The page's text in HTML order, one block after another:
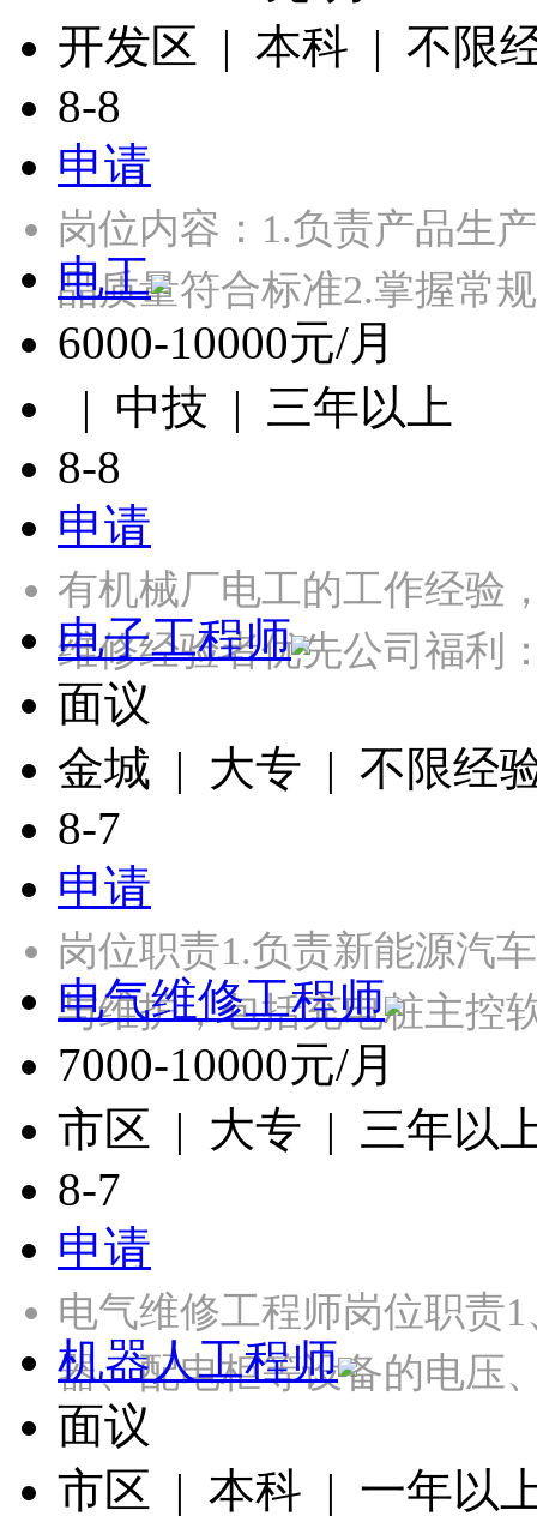
开发区 | 本科 | 不限
8-8
申请
岗位内容：1.负责产品生
品质量符合标准2.掌握常
电工
6000-10000元/月
| 中技 | 三年以上
8-8
申请
有机械厂电工的工作经验
维修经验者优先公司福
电子工程师
面议
金城 | 大专 | 不限经
8-7
申请
岗位职责1.负责新能源汽
与维护，包括充电桩主
电气维修工程师
7000-10000元/月
市区 | 大专 | 三年以
8-7
申请
电气维修工程师岗位职责‌
器、配电柜等设备的电
机器人工程师
面议
市区 | 本科 | 一年以